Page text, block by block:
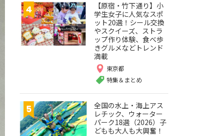
【原宿・竹下通り】小
学生女子に人気なスポ
ット20選！シール交換
やスクイーズ、ストラ
ップ作り体験、食べ歩
きグルメなどトレンド
満載
東京都
特集＆まとめ
全国の水上・海上アス
レチック、ウォーター
パーク18選（2026）子
どもも大人も大興奮！